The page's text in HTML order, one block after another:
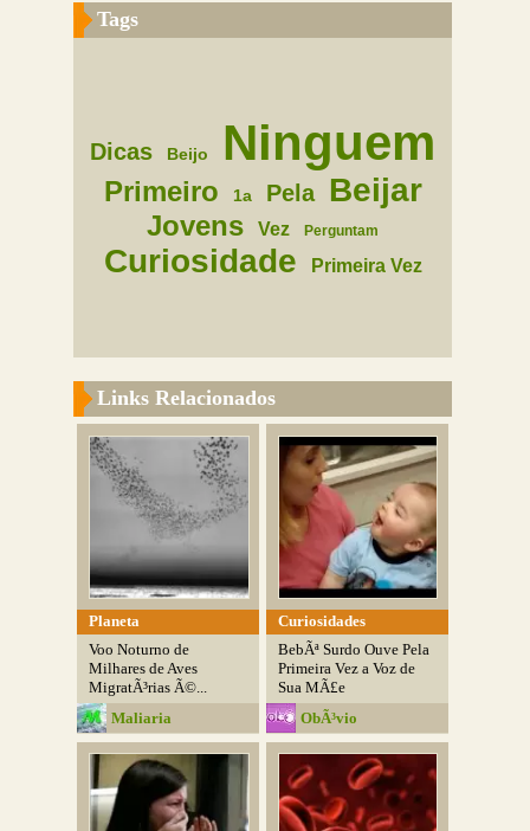
Tags
Dicas Beijo Ninguem
Primeiro 1a Pela Beijar
Jovens Vez Perguntam
Curiosidade Primeira Vez
Links Relacionados
Planeta
Voo Noturno de
Milhares de Aves
MigratÃ³rias Ã©...
Maliaria
Curiosidades
BebÃª Surdo Ouve Pela
Primeira Vez a Voz de
Sua MÃ£e
ObÃ³vio